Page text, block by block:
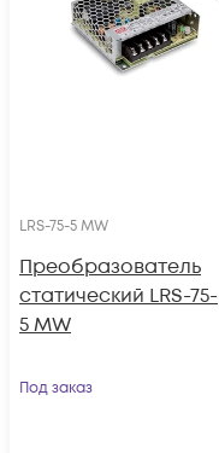
LRS-75-5 MW
Преобразователь
статический LRS-75-
5 MW
Под заказ